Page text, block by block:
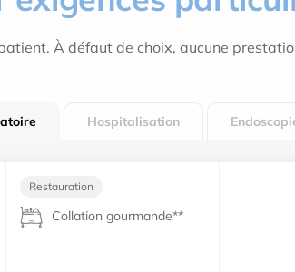
À défaut de choix, aucune
Hospitalisation
Restauration
Collation gourmande**